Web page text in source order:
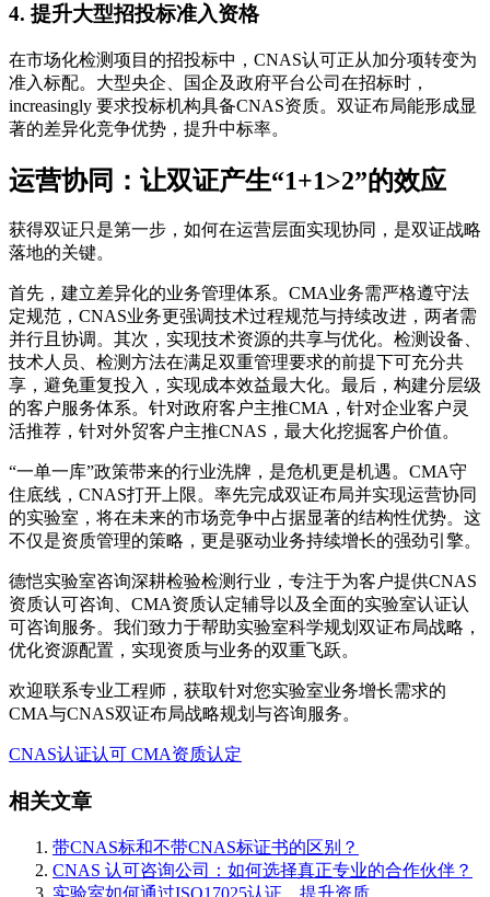
4. 提升大型招投标准入资格
在市场化检测项目的招投标中，CNAS认可正从加分项转变为
准入标配。大型央企、国企及政府平台公司在招标时，
increasingly 要求投标机构具备CNAS资质。双证布局能形成显
著的差异化竞争优势，提升中标率。
运营协同：让双证产生“1+1>2”的效应
获得双证只是第一步，如何在运营层面实现协同，是双证战略
落地的关键。
首先，建立差异化的业务管理体系。CMA业务需严格遵守法
定规范，CNAS业务更强调技术过程规范与持续改进，两者需
并行且协调。其次，实现技术资源的共享与优化。检测设备、
技术人员、检测方法在满足双重管理要求的前提下可充分共
享，避免重复投入，实现成本效益最大化。最后，构建分层级
的客户服务体系。针对政府客户主推CMA，针对企业客户灵
活推荐，针对外贸客户主推CNAS，最大化挖掘客户价值。
“一单一库”政策带来的行业洗牌，是危机更是机遇。CMA守
住底线，CNAS打开上限。率先完成双证布局并实现运营协同
的实验室，将在未来的市场竞争中占据显著的结构性优势。这
不仅是资质管理的策略，更是驱动业务持续增长的强劲引擎。
德恺实验室咨询深耕检验检测行业，专注于为客户提供CNAS
资质认可咨询、CMA资质认定辅导以及全面的实验室认证认
可咨询服务。我们致力于帮助实验室科学规划双证布局战略，
优化资源配置，实现资质与业务的双重飞跃。
欢迎联系专业工程师，获取针对您实验室业务增长需求的
CMA与CNAS双证布局战略规划与咨询服务。
CNAS认证认可 CMA资质认定
相关文章
带CNAS标和不带CNAS标证书的区别？
CNAS 认可咨询公司：如何选择真正专业的合作伙伴？
实验室如何通过ISO17025认证，提升资质